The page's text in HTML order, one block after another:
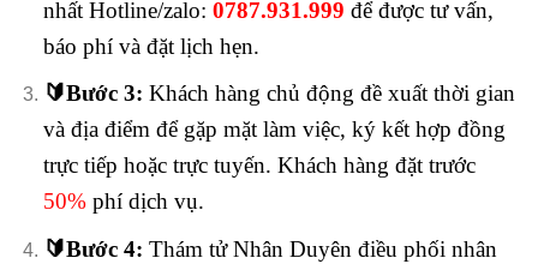
nhất Hotline/zalo: 0787.931.999 để được tư vấn,
báo phí và đặt lịch hẹn.
🔰Bước 3: Khách hàng chủ động đề xuất thời gian
và địa điểm để gặp mặt làm việc, ký kết hợp đồng
trực tiếp hoặc trực tuyến. Khách hàng đặt trước
50%phí dịch vụ.
🔰Bước 4: Thám tử Nhân Duyên điều phối nhân